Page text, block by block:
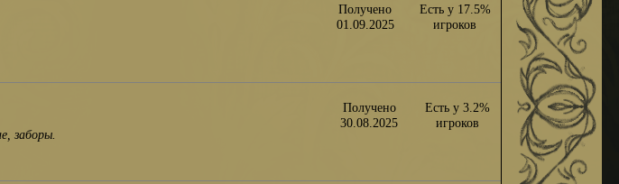
Получено
01.09.2025
Есть у 17.5%
игроков
заборы.
Получено
30.08.2025
Есть у 3.2%
игроков